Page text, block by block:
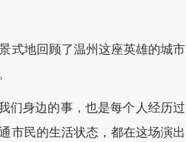
地回顾了温州这座英雄的城市
身边的事，也是每个人经历过
市民的生活状态，都在这场演出